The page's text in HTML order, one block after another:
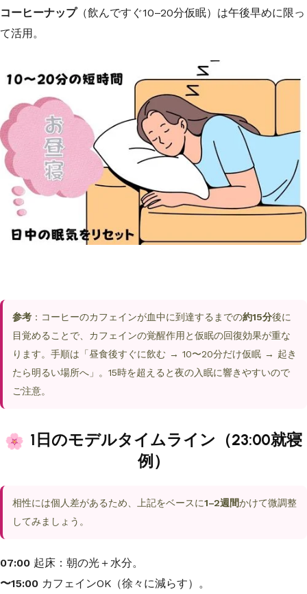
コーヒーナップ（飲んですぐ10–20分仮眠）は午後早めに限っ
て活用。
参考 ：コーヒーのカフェインが血中に到達するまでの約15分後に
目覚めることで、カフェインの覚醒作用と仮眠の回復効果が重な
ります。手順は「昼食後すぐに飲む → 10〜20分だけ仮眠 → 起き
たら明るい場所へ」。15時を超えると夜の入眠に響きやすいので
ご注意。
1日のモデルタイムライン（23:00就寝
例）
相性には個人差があるため、上記をベースに1–2週間かけて微調整
してみましょう。
07:00 起床：朝の光＋水分。
〜15:00 カフェインOK（徐々に減らす）。